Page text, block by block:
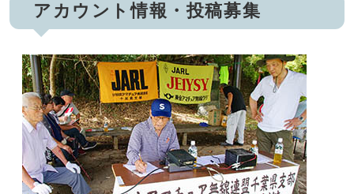
アカウント情報・投稿募集